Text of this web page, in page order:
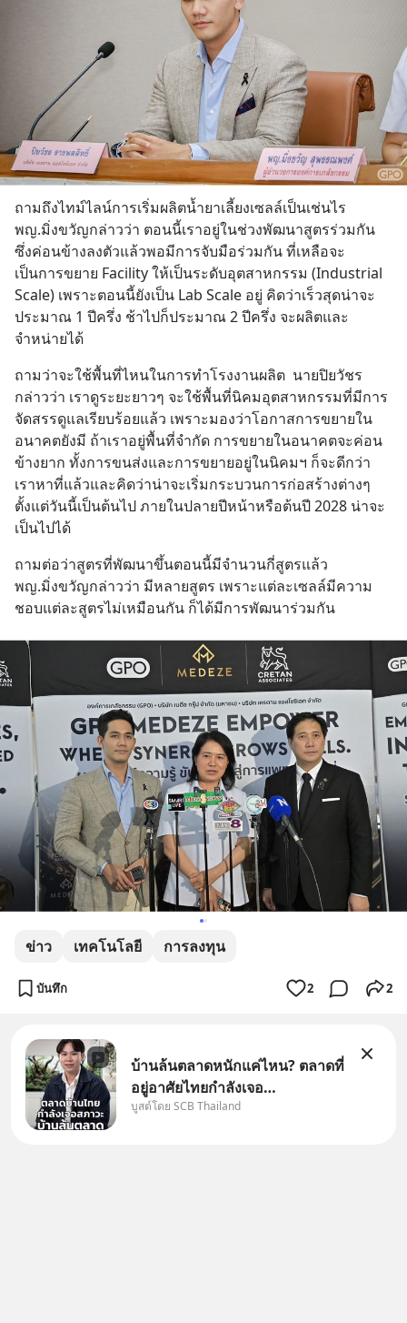
ถามถึงไทม์ไลน์การเริ่มผลิตน้ำยาเลี้ยงเซลล์เป็นเช่นไร
พญ.มิ่งขวัญกล่าวว่า ตอนนี้เราอยู่ในช่วงพัฒนาสูตรร่วมกัน
ซึ่งค่อนข้างลงตัวแล้วพอมีการจับมือร่วมกัน ที่เหลือจะ
เป็นการขยาย Facility ให้เป็นระดับอุตสาหกรรม (Industrial
Scale) เพราะตอนนี้ยังเป็น Lab Scale อยู่ คิดว่าเร็วสุดน่าจะ
ประมาณ 1 ปีครึ่ง ช้าไปก็ประมาณ 2 ปีครึ่ง จะผลิตและ
จำหน่ายได้
ถามว่าจะใช้พื้นที่ไหนในการทำโรงงานผลิต  นายปิยวัชร
กล่าวว่า เราดูระยะยาวๆ จะใช้พื้นที่นิคมอุตสาหกรรมที่มีการ
จัดสรรดูแลเรียบร้อยแล้ว เพราะมองว่าโอกาสการขยายใน
อนาคตยังมี ถ้าเราอยู่พื้นที่จำกัด การขยายในอนาคตจะค่อน
ข้างยาก ทั้งการขนส่งและการขยายอยู่ในนิคมฯ ก็จะดีกว่า
เราหาที่แล้วและคิดว่าน่าจะเริ่มกระบวนการก่อสร้างต่างๆ
ตั้งแต่วันนี้เป็นต้นไป ภายในปลายปีหน้าหรือต้นปี 2028 น่าจะ
เป็นไปได้
ถามต่อว่าสูตรที่พัฒนาขึ้นตอนนี้มีจำนวนกี่สูตรแล้ว
พญ.มิ่งขวัญกล่าวว่า มีหลายสูตร เพราะแต่ละเซลล์มีความ
ชอบแต่ละสูตรไม่เหมือนกัน ก็ได้มีการพัฒนาร่วมกัน
ข่าว เทคโนโลยี การลงทุน
บันทึก 2 2
บ้านล้นตลาดหนักแค่ไหน? ตลาดที่
อยู่อาศัยไทยกำลังเจอ
Oversupply หนักกว่าที่คิด และ
บูสต์โดย SCB Thailand